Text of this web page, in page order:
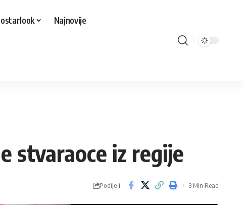
Najnovije
stvaraoce iz regije
Podijeli 3 Min Read